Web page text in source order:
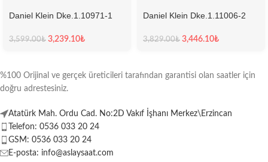
Daniel Klein Dke.1.10971-1
3,599.00₺ 3,239.10₺
Daniel Klein Dke.1.11006-2
3,829.00₺ 3,446.10₺
%100 Orijinal ve gerçek üreticileri tarafından garantisi olan saatler için
doğru adrestesiniz.
Atatürk Mah. Ordu Cad. No:2D Vakıf İşhanı Merkez\Erzincan
Telefon: 0536 033 20 24
GSM: 0536 033 20 24
E-posta: info@aslaysaat.com